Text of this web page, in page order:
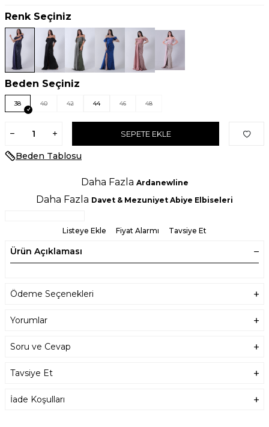
Renk Seçiniz
Beden Seçiniz
38 40 42 44 46 48
SEPETE EKLE
Beden Tablosu
Daha Fazla Ardanewline
Daha Fazla Davet & Mezuniyet Abiye Elbiseleri
Listeye Ekle Fiyat Alarmı Tavsiye Et
Ürün Açıklaması
Ödeme Seçenekleri
Yorumlar
Soru ve Cevap
Tavsiye Et
İade Koşulları